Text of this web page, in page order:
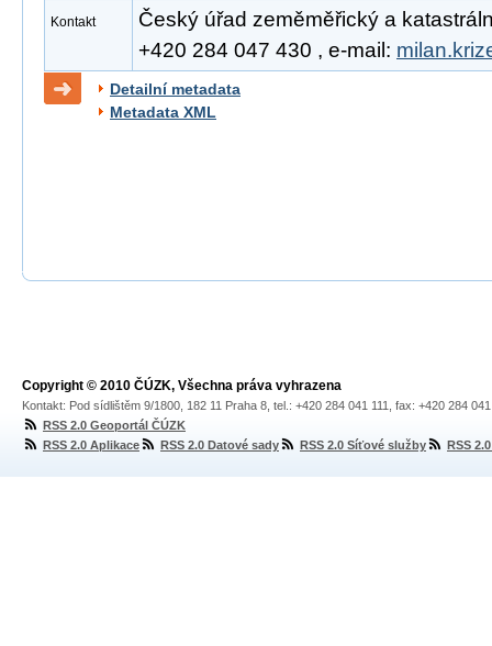
Kontakt
Český úřad zeměměřický a
+420 284 047 430 , e-mail:
Detailní metadata
Metadata XML
Copyright © 2010 ČÚZK, Všechna práva vyhrazena
Kontakt: Pod sídlištěm 9/1800, 182 11 Praha 8, tel.: +420 284 041 111, fax: +420 284
RSS 2.0 Geoportál ČÚZK
RSS 2.0 Aplikace
RSS 2.0 Datové sady RSS 2.0 Síťové služby RSS